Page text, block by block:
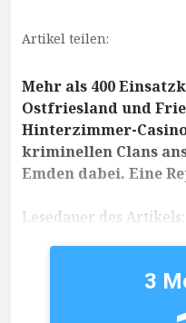
Artikel teilen:
Mehr als 400
Ostfriesland und
Hinterzimmer-
kriminellen Clans
Emden dabei. Eine
Lesedauer des
3